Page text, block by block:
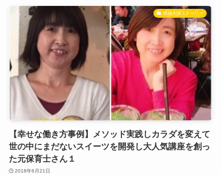
情熱大陸ストーリー
【幸せな働き方事例】メソッド実践しカラダを変えて
世の中にまだないスイーツを開発し大人気講座を創っ
た元保育士さん１
2018年6月21日